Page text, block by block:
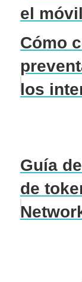
el
Cómo
los
Guía
de